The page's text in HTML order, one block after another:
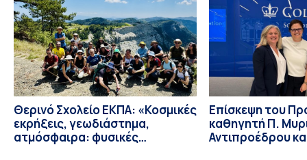
συνέντευξη, πατήστε εδώ.
Θερινό Σχολείο ΕΚΠΑ: «Κοσμικές
εκρήξεις, γεωδιάστημα,
ατμόσφαιρα: φυσικές
Eπίσκεψη του
καθηγητή Π.
Αντιπροέδρου